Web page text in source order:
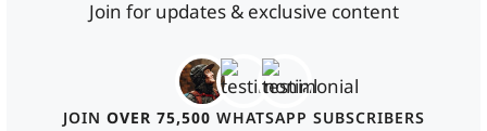
Join for updates & exclusive content
JOIN OVER 75,500 WHATSAPP SUBSCRIBERS